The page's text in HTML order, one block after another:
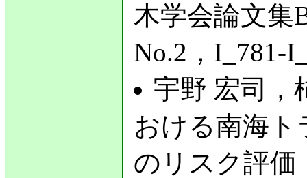
木学会論文集
No.2，I_781-
宇野 宏司，
おける南海ト
のリスク評価